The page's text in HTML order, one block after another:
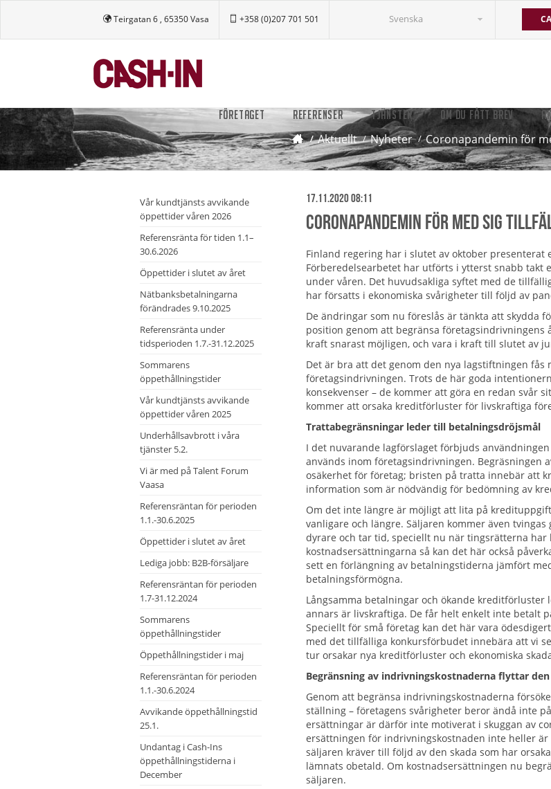
Teirgatan 6 , 65350 Vasa +358 (0)207 701 501 Svenska
FÖRETAGET REFERENSER TJÄNSTER OM DU FÅTT BREV
Aktuellt Nyheter Coronapandemin för
Vår kundtjänsts avvikande
öppettider våren 2026
Referensränta för tiden 1.1–
30.6.2026
Öppettider i slutet av året
Nätbanksbetalningarna
förändrades 9.10.2025
Referensränta under
tidsperioden 1.7.-31.12.2025
Sommarens
öppethållningstider
Vår kundtjänsts avvikande
öppettider våren 2025
Underhållsavbrott i våra
tjänster 5.2.
Vi är med på Talent Forum
Vaasa
Referensräntan för perioden
1.1.-30.6.2025
Öppettider i slutet av året
Lediga jobb: B2B-försäljare
Referensräntan för perioden
1.7-31.12.2024
Sommarens
öppethållningstider
Öppethållningstider i maj
Referensräntan för perioden
1.1.-30.6.2024
Avvikande öppethållningstid
25.1.
Undantag i Cash-Ins
öppethållningstiderna i
December
17.11.2020 08:11
Coronapandemin för med sig
Finland regering har i slutet av oktober
Förberedelsearbetet har utförts i ytterst snabb takt
under våren. Det huvudsakliga syftet med de
har försatts i ekonomiska svårigheter till följd av
De ändringar som nu föreslås är tänkta att skydda
position genom att begränsa
kraft snarast möjligen, och vara i kraft till slutet av
Det är bra att det genom den nya lagstiftningen
företagsindrivningen. Trots de här goda
konsekvenser – de kommer att göra en redan svår
kommer att orsaka kreditförluster för livskraftiga
Trattabegränsningar leder till betalningsdröjsmål
I det nuvarande lagförslaget förbjuds
används inom företagsindrivningen. Begräsningen
osäkerhet för företag; bristen på tratta innebär att
information som är nödvändig för bedömning av
Om det inte längre är möjligt att lita på
vanligare och längre. Säljaren kommer även
dyrare och tar tid, speciellt nu när tingsrätterna har
kostnadsersättningarna så kan det här också
sett en förlängning av betalningstiderna jämfört
betalningsförmögna.
Långsamma betalningar och ökande
annars är livskraftiga. De får helt enkelt inte betalt
Speciellt för små företag kan det här vara
med det tillfälliga konkursförbudet innebära att vi
tur orsakar nya kreditförluster och ekonomiska
Begränsning av indrivningskostnaderna flyttar
Genom att begränsa indrivningskostnaderna
ställning – företagens svårigheter beror ändå inte
ersättningar är därför inte motiverat i skuggan av
ersättningen för indrivningskostnaden inte heller
säljaren kräver till följd av den skada som har
lämnats obetald. Om kostnadsersättningen nu
säljaren.